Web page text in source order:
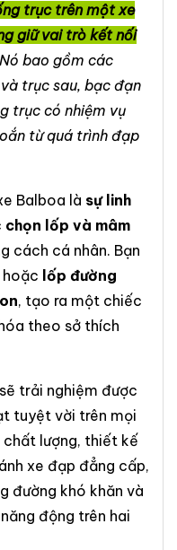
trục trên một xe
giữ vai trò kết nối
Nó bao gồm các
trục sau, bạc đạn
trục có nhiệm vụ
từ quá trình đạp
Balboa là sự linh
chọn lốp và mâm
cách cá nhân. Bạn
hoặc lốp đường
, tạo ra một chiếc
theo sở thích
trải nghiệm được
tuyệt vời trên mọi
chất lượng, thiết kế
xe đạp đẳng cấp,
đường khó khăn và
động trên hai